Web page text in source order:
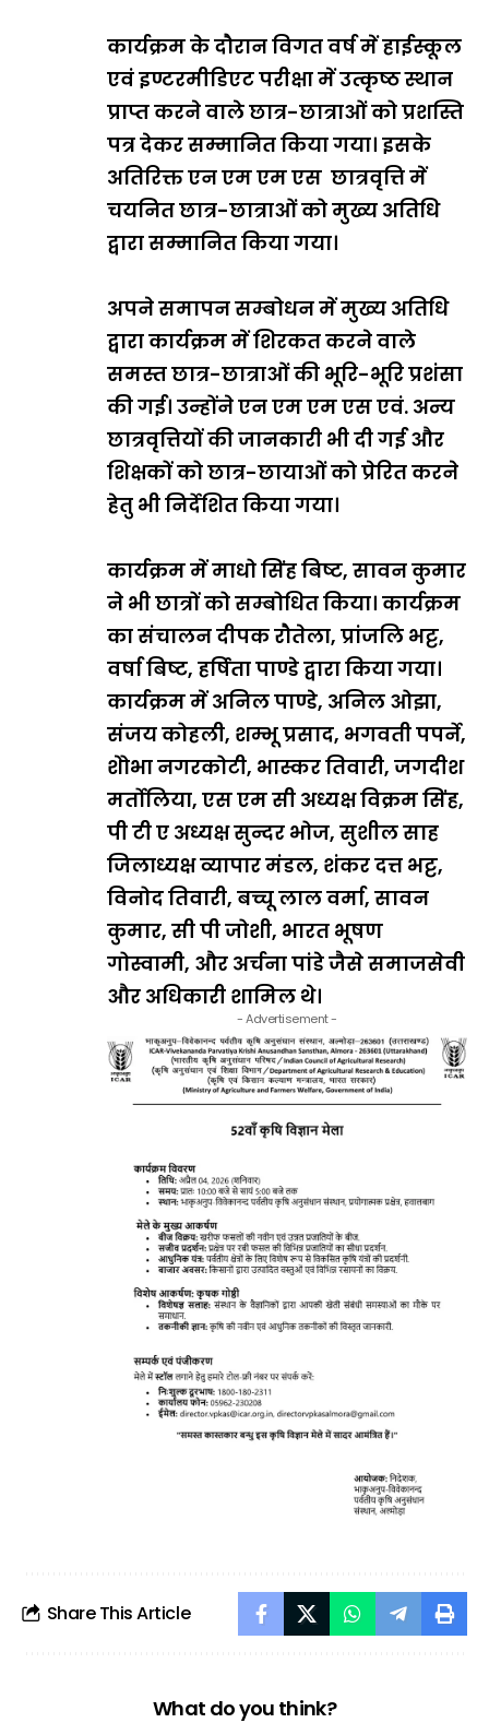
कार्यक्रम के दौरान विगत वर्ष में हाईस्कूल
एवं इण्टरमीडिएट परीक्षा में उत्कृष्ठ स्थान
प्राप्त करने वाले छात्र-छात्राओं को प्रशस्ति
पत्र देकर सम्मानित किया गया। इसके
अतिरिक्त एन एम एम एस छात्रवृत्ति में
चयनित छात्र-छात्राओं को मुख्य अतिधि
द्वारा सम्मानित किया गया।
अपने समापन सम्बोधन में मुख्य अतिधि
द्वारा कार्यक्रम में शिरकत करने वाले
समस्त छात्र-छात्राओं की भूरि-भूरि प्रशंसा
की गई। उन्होंने एन एम एम एस एवं. अन्य
छात्रवृत्तियों की जानकारी भी दी गई और
शिक्षकों को छात्र-छायाओं को प्रेरित करने
हेतु भी निर्देशित किया गया।
कार्यक्रम में माधो सिंह बिष्ट, सावन कुमार
ने भी छात्रों को सम्बोधित किया। कार्यक्रम
का संचालन दीपक रौतेला, प्रांजलि भट्ट,
वर्षा बिष्ट, हर्षिता पाण्डे द्वारा किया गया।
कार्यक्रम में अनिल पाण्डे, अनिल ओझा,
संजय कोहली, शम्भू प्रसाद, भगवती पपर्ने,
शेोभा नगरकोटी, भास्कर तिवारी, जगदीश
मर्तोलिया, एस एम सी अध्यक्ष विक्रम सिंह,
पी टी ए अध्यक्ष सुन्दर भोज, सुशील साह
जिलाध्यक्ष व्यापार मंडल, शंकर दत्त भट्ट,
विनोद तिवारी, बच्चू लाल वर्मा, सावन
कुमार, सी पी जोशी, भारत भूषण
गोस्वामी, और अर्चना पांडे जैसे समाजसेवी
और अधिकारी शामिल थे।
- Advertisement -
Share This Article
What do you think?